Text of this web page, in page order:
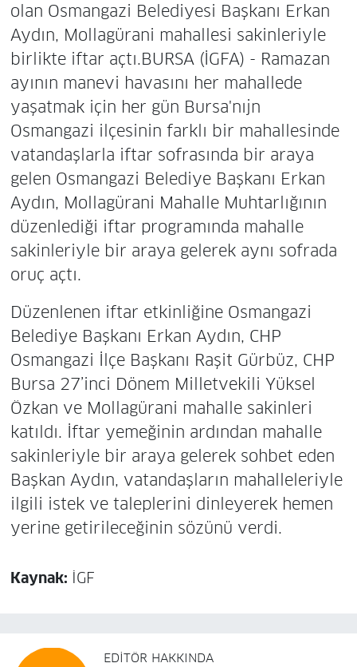
olan Osmangazi Belediyesi Başkanı Erkan
Aydın, Mollagürani mahallesi sakinleriyle
birlikte iftar açtı.BURSA (İGFA) - Ramazan
ayının manevi havasını her mahallede
yaşatmak için her gün Bursa'nıjn
Osmangazi ilçesinin farklı bir mahallesinde
vatandaşlarla iftar sofrasında bir araya
gelen Osmangazi Belediye Başkanı Erkan
Aydın, Mollagürani Mahalle Muhtarlığının
düzenlediği iftar programında mahalle
sakinleriyle bir araya gelerek aynı sofrada
oruç açtı.
Düzenlenen iftar etkinliğine Osmangazi
Belediye Başkanı Erkan Aydın, CHP
Osmangazi İlçe Başkanı Raşit Gürbüz, CHP
Bursa 27’inci Dönem Milletvekili Yüksel
Özkan ve Mollagürani mahalle sakinleri
katıldı. İftar yemeğinin ardından mahalle
sakinleriyle bir araya gelerek sohbet eden
Başkan Aydın, vatandaşların mahalleleriyle
ilgili istek ve taleplerini dinleyerek hemen
yerine getirileceğinin sözünü verdi.
Kaynak: İGF
EDITÖR HAKKINDA